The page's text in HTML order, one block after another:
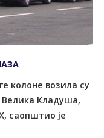
колоне возила су
Кладуша,
саопштио је